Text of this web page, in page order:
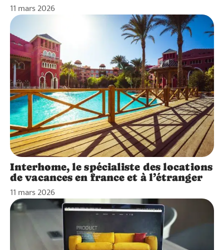
11 mars 2026
Interhome, le spécialiste des locations
de vacances en france et à l’étranger
11 mars 2026